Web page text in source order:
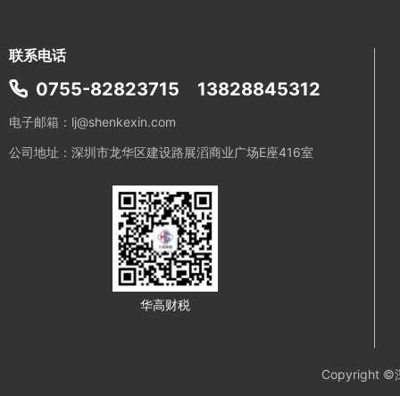
联系电话
0755-82823715 13828845312
电子邮箱：lj@shenkexin.com
公司地址：深圳市龙华区建设路展滔商业广场E座416室
华高财税
Copyright ©